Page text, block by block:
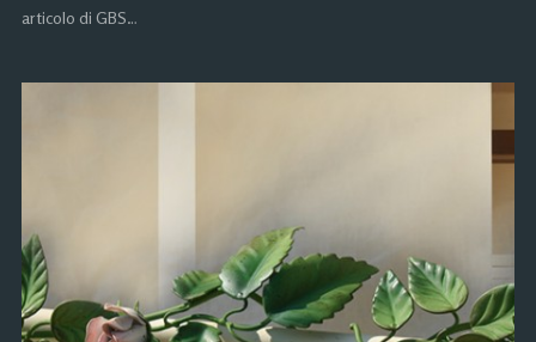
articolo di GBS…